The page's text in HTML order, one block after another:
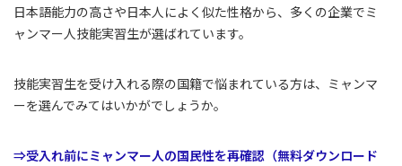
日本語能力の高さや日本人によく似た性格から、多くの企業でミ
ャンマー人技能実習生が選ばれています。
技能実習生を受け入れる際の国籍で悩まれている方は、ミャンマ
ーを選んでみてはいかがでしょうか。
⇒受入れ前にミャンマー人の国民性を再確認（無料ダウンロード